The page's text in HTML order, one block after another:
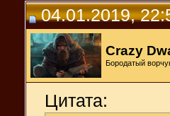
04.01.2019,
Crazy
Бородатый
Цитата: